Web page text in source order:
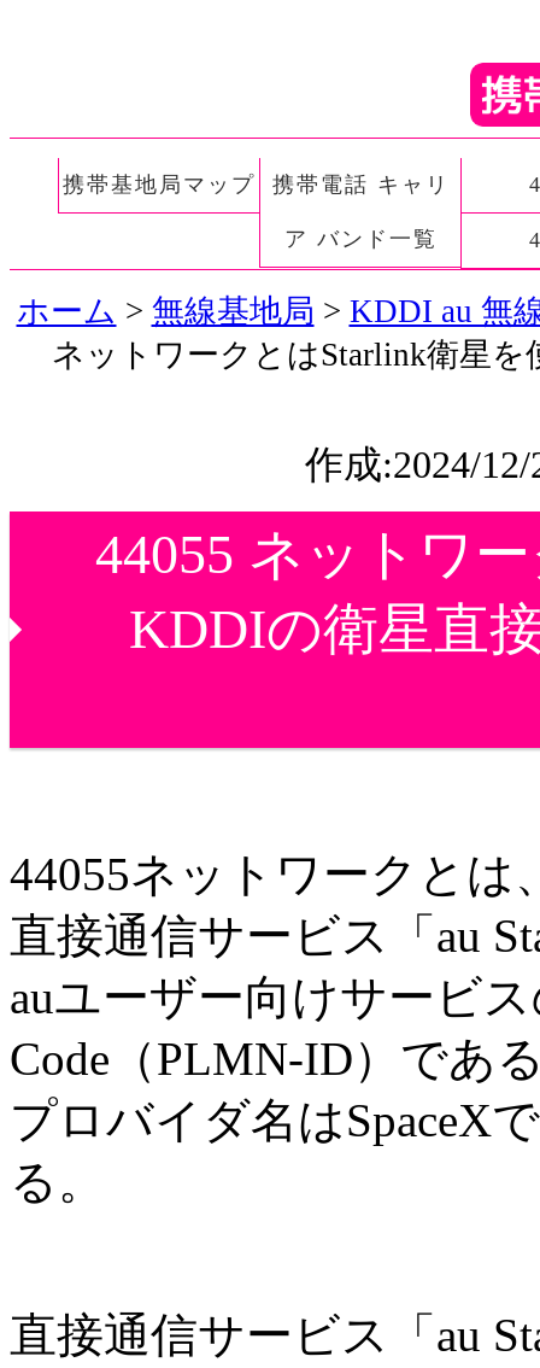
携帯基地局マップ 携帯電話 キャリ
ア バンド一覧
ホーム > 無線基地局 > KDDI au 無
ネットワークとはStarlink衛星
作成:2024/
44055 ネットワ
KDDIの衛星直
44055ネットワークとは
直接通信サービス「au
auユーザー向けサービ
Code（PLMN-ID）であ
プロバイダ名はSpaceX
る。
直接通信サービス「au